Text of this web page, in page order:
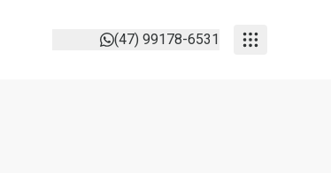
(47) 99178-6531